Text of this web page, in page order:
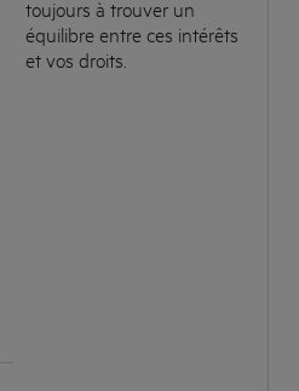
toujours à trouver un
équilibre entre ces intérêts
et vos droits.